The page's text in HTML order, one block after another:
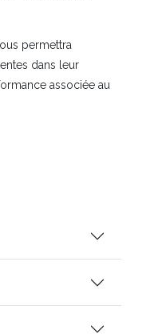
permettra
dans leur
associée au